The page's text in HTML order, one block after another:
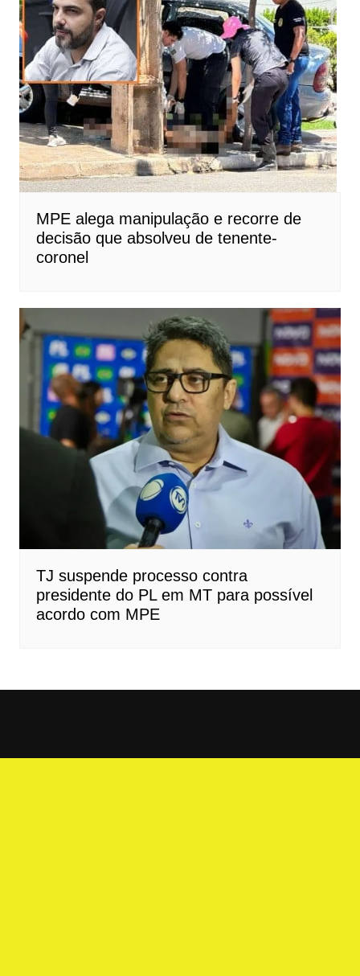
MPE alega manipulação e recorre de
decisão que absolveu de tenente-
coronel
TJ suspende processo contra
presidente do PL em MT para possível
acordo com MPE